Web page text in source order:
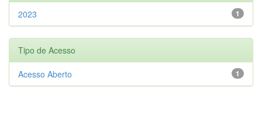
1
2023
Tipo de Acesso
1
Acesso Aberto